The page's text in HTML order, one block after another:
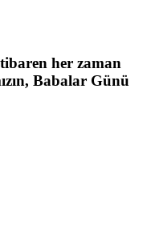
her zaman
Babalar Günü